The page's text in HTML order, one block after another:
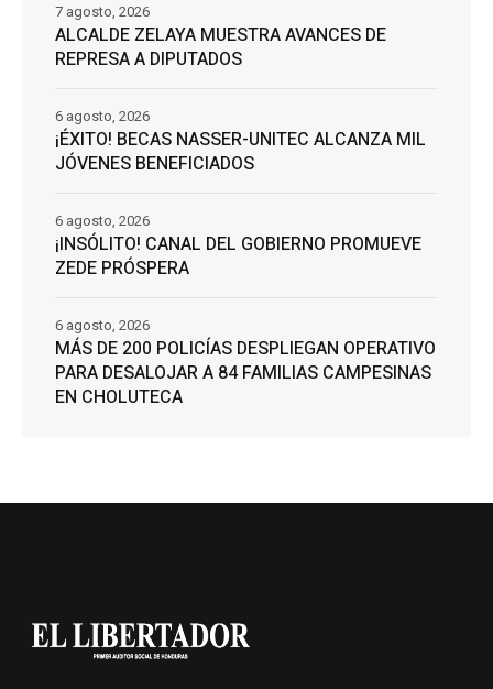
ALCALDE ZELAYA MUESTRA AVANCES DE
REPRESA A DIPUTADOS
7 agosto, 2026
¡ÉXITO! BECAS NASSER-UNITEC ALCANZA MIL
JÓVENES BENEFICIADOS
6 agosto, 2026
¡INSÓLITO! CANAL DEL GOBIERNO PROMUEVE
ZEDE PRÓSPERA
6 agosto, 2026
MÁS DE 200 POLICÍAS DESPLIEGAN OPERATIVO
PARA DESALOJAR A 84 FAMILIAS CAMPESINAS
EN CHOLUTECA
6 agosto, 2026